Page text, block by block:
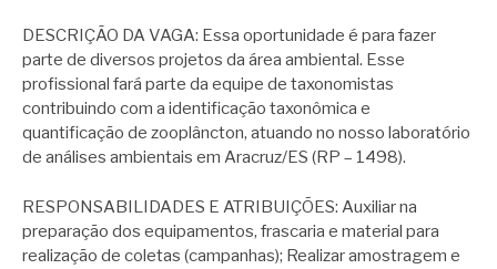
DESCRIÇÃO DA VAGA: Essa oportunidade é para fazer
parte de diversos projetos da área ambiental. Esse
profissional fará parte da equipe de taxonomistas
contribuindo com a identificação taxonômica e
quantificação de zooplâncton, atuando no nosso laboratório
de análises ambientais em Aracruz/ES (RP – 1498).
RESPONSABILIDADES E ATRIBUIÇÕES: Auxiliar na
preparação dos equipamentos, frascaria e material para
realização de coletas (campanhas); Realizar amostragem e